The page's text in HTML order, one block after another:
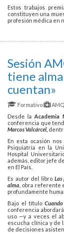
Estos trabajos
constituyen una
profesión médica en
Sesión
tiene
cuentan»
Formativo AMQ
Desde laAcademia
conferencia que
Marcos Valcárcel,
En esta ocasión nos
Psiquiatría en la
Hospital
además, editor jefe
en El País.
Es autor del libro
alma , obra referente
profundamente
Bajo el título
conferencia
uso —y a veces el
escucha clínica y de
de decisiones